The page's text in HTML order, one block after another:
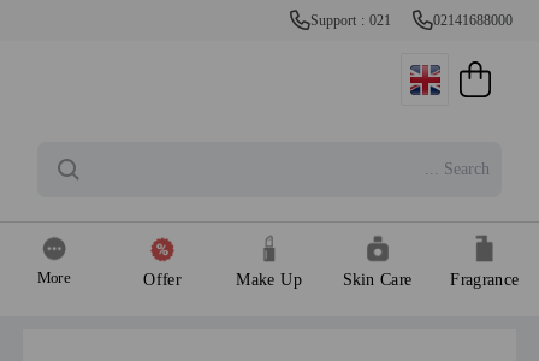
Support : 021 02141688000
Fragrance
Skin Care
Make Up
Offer
More